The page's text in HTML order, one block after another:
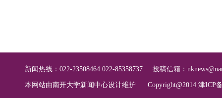
新闻热线：022-23508464 022-85358737 投稿信箱：
本网站由南开大学新闻中心设计维护 Copyright@2014 津ICP